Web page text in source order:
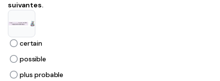
suivantes.
certain
possible
plus probable